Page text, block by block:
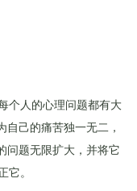
个人的心理问题都有大
自己的痛苦独一无二，
问题无限扩大，并将它
它。